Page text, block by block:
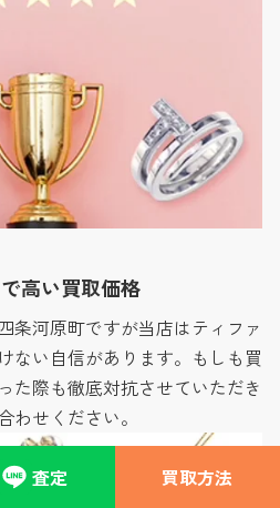
査定 買取方法
高い買取価格
条河原町ですが当店はティファ
ない自信があります。もしも買
た際も徹底対抗させていただき
わせください。